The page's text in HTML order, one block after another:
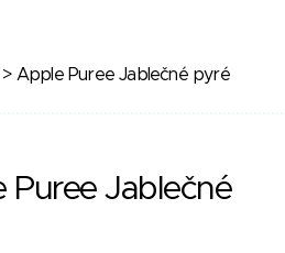
> Apple Puree Jablečné pyré
Puree Jablečné